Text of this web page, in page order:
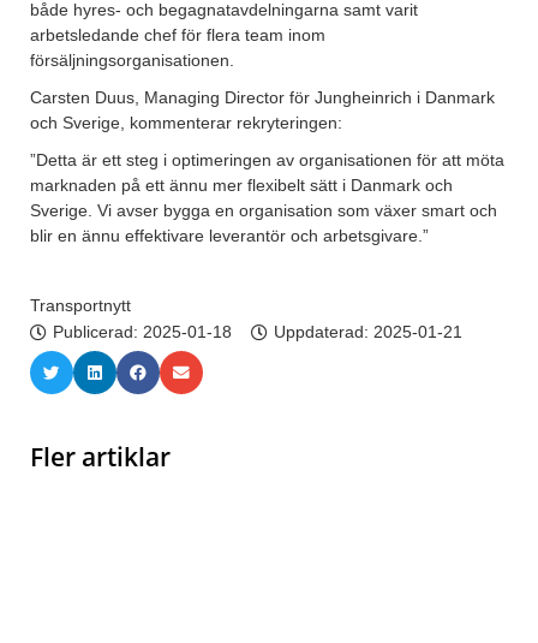
både hyres- och begagnatavdelningarna samt varit
arbetsledande chef för flera team inom
försäljningsorganisationen.
Carsten Duus, Managing Director för Jungheinrich i Danmark
och Sverige, kommenterar rekryteringen:
”Detta är ett steg i optimeringen av organisationen för att möta
marknaden på ett ännu mer flexibelt sätt i Danmark och
Sverige. Vi avser bygga en organisation som växer smart och
blir en ännu effektivare leverantör och arbetsgivare.”
Transportnytt
Publicerad: 2025-01-18 Uppdaterad: 2025-01-21
Fler artiklar